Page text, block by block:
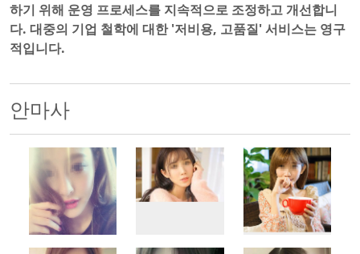
하기 위해 운영 프로세스를 지속적으로 조정하고 개선합니
다. 대중의 기업 철학에 대한 '저비용, 고품질' 서비스는 영구
적입니다.
안마사
500x500 500x500 500x500